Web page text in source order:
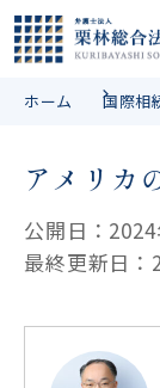
ホーム 国際相
アメリカ
公開日：
最終更新日：